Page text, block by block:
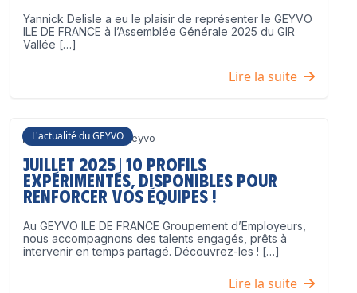
Yannick Delisle a eu le plaisir de représenter le GEYVO
ILE DE FRANCE à l’Assemblée Générale 2025 du GIR
Vallée […]
Lire la suite
L'actualité du GEYVO
3 juillet 2025 Geyvo
Juillet 2025 | 10 profils
expérimentés, disponibles pour
renforcer vos équipes !
Au GEYVO ILE DE FRANCE Groupement d’Employeurs,
nous accompagnons des talents engagés, prêts à
intervenir en temps partagé. Découvrez-les ! […]
Lire la suite